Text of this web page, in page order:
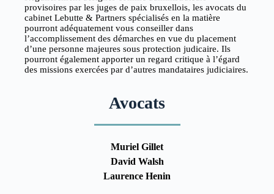
provisoires par les juges de paix bruxellois, les avocats du
cabinet Lebutte & Partners spécialisés en la matière
pourront adéquatement vous conseiller dans
l’accomplissement des démarches en vue du placement
d’une personne majeures sous protection judicaire. Ils
pourront également apporter un regard critique à l’égard
des missions exercées par d’autres mandataires judiciaires.
Avocats
Muriel Gillet
David Walsh
Laurence Henin